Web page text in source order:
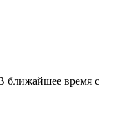
ближайшее время с